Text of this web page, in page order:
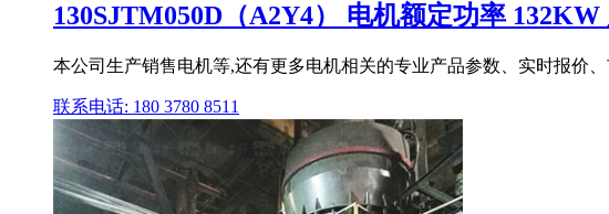
130SJTM050D（A2Y4） 电机额定功率 132KW
本公司生产销售电机等,还有更多电机相关的专业产品参数、实时报价
联系电话: 180 3780 8511